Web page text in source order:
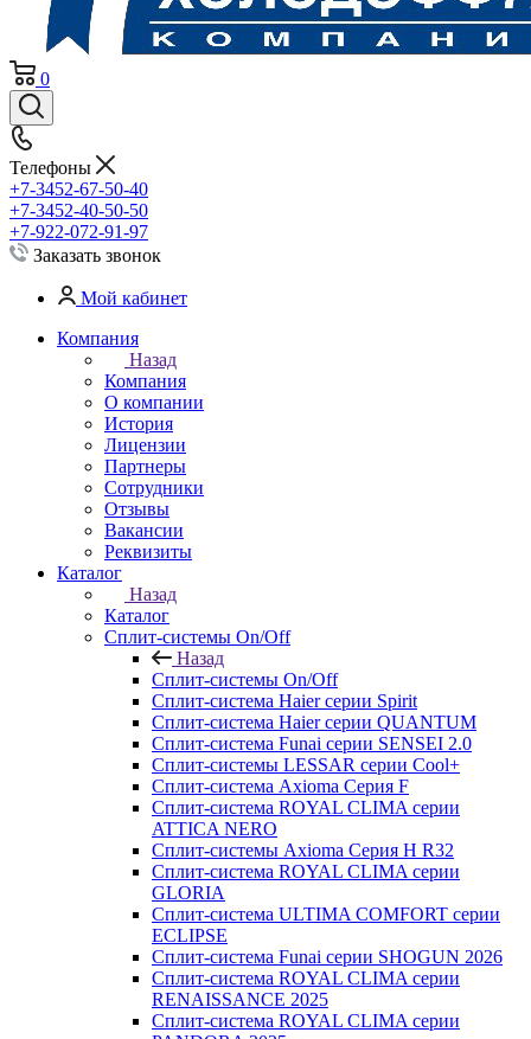
0
Телефоны
+7-3452-67-50-40
+7-3452-40-50-50
+7-922-072-91-97
Заказать звонок
Мой кабинет
Компания
Назад
Компания
О компании
История
Лицензии
Партнеры
Сотрудники
Отзывы
Вакансии
Реквизиты
Каталог
Назад
Каталог
Сплит-системы On/Off
Назад
Сплит-системы On/Off
Сплит-система Haier серии Spirit
Сплит-система Haier серии QUANTUM
Сплит-система Funai серии SENSEI 2.0
Сплит-системы LESSAR серии Cool+
Сплит-система Axioma Серия F
Сплит-система ROYAL CLIMA серии
ATTICA NERO
Сплит-системы Axioma Серия H R32
Сплит-система ROYAL CLIMA серии
GLORIA
Сплит-система ULTIMA COMFORT серии
ECLIPSE
Сплит-система Funai серии SHOGUN 2026
Сплит-система ROYAL CLIMA серии
RENAISSANCE 2025
Сплит-система ROYAL CLIMA серии